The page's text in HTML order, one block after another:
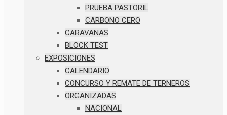
PRUEBA PASTORIL
CARBONO CERO
CARAVANAS
BLOCK TEST
EXPOSICIONES
CALENDARIO
CONCURSO Y REMATE DE TERNEROS
ORGANIZADAS
NACIONAL